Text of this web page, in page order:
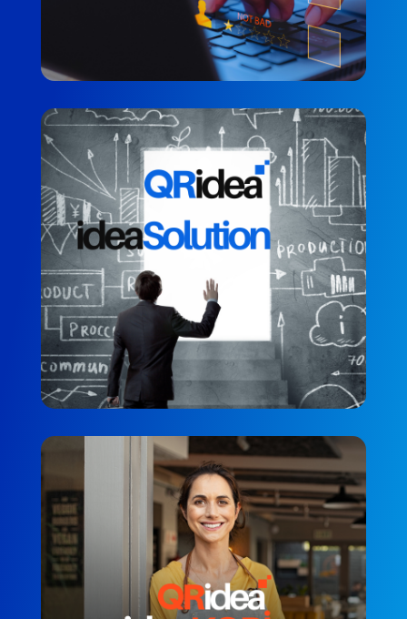
QRidea ideaSolution
MÜŞTERI MEMNUNIYETI
QRidea’dan ideaKOBİ
PERSONEL MEMNUNIYETI